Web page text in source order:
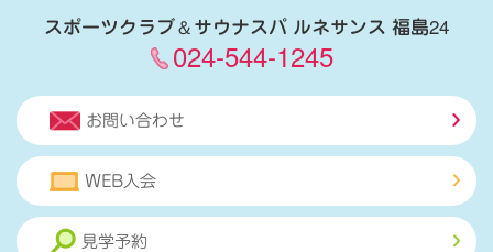
スポーツクラブ＆サウナスパ ルネサンス 福島24
024-544-1245
お問い合わせ
WEB入会
見学予約